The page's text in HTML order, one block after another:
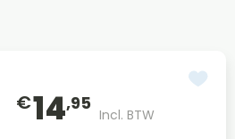
€14,95
Incl. BTW